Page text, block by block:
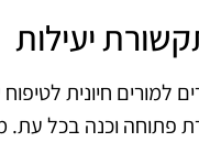
יעילות
למורים חיונית
פתוחה וכנה בכל